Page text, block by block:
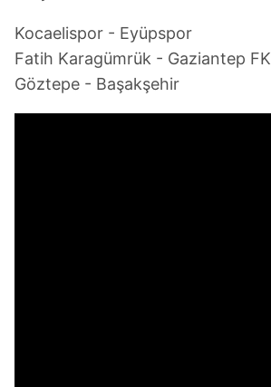
Kocaelispor - Eyüpspor
Fatih Karagümrük - Gaziantep FK
Göztepe - Başakşehir